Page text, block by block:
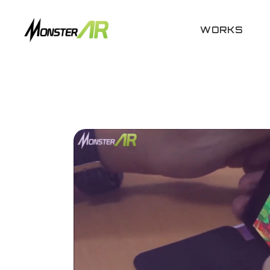
WORKS